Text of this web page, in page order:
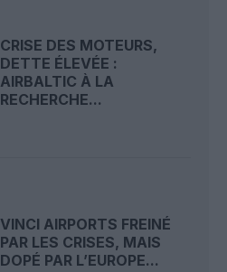
CRISE DES MOTEURS,
DETTE ÉLEVÉE :
AIRBALTIC À LA
RECHERCHE...
VINCI AIRPORTS FREINÉ
PAR LES CRISES, MAIS
DOPÉ PAR L’EUROPE...